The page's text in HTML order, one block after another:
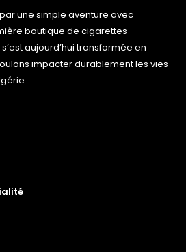
une simple aventure avec
boutique de cigarettes
aujourd’hui transformée en
impacter durablement les vies